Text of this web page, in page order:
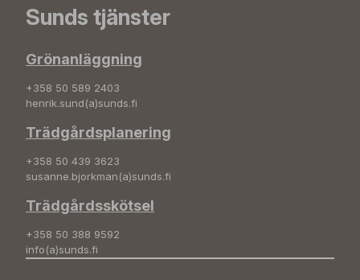
Sunds tjänster
Grönanläggning
+358 50 589 2403
henrik.sund(a)sunds.fi
Trädgårdsplanering
+358 50 439 3623
susanne.bjorkman(a)sunds.fi
Trädgårdsskötsel
+358 50 388 9592
info(a)sunds.fi